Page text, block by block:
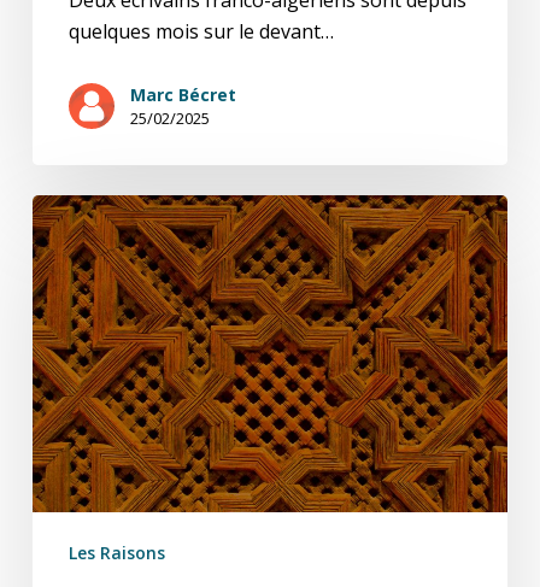
quelques mois sur le devant…
Marc Bécret
25/02/2025
Un
cri
des
voix
tu(é)es:
lettre
sur
Houris,
de
Kamel
Les Raisons